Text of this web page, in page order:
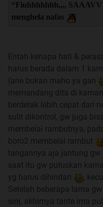
“Fiuhhhhhhh,,,,
menghela nafas
Entah kenapa hati &
harus berada dalam 1
(ane bukan maho ya gan
memandang dita di
berdetak lebih cepat dari
sulit dikontrol, gw juga
membelai rambutnya,
boro2 membelai rambut
tangannya aja jantung gw
saat itu gw putuskan
yg harus dihindari
,
Setelah beberapa lama
sini, akhirnya tante irna